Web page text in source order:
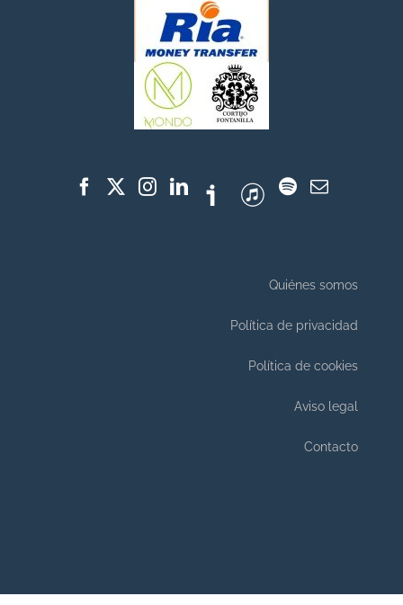
Quiénes somos
Política de privacidad
Política de cookies
Aviso legal
Contacto